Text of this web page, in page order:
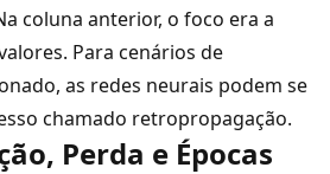
coluna anterior, o foco era a
Para cenários de
as redes neurais podem se
chamado retropropagação.
Perda e Épocas